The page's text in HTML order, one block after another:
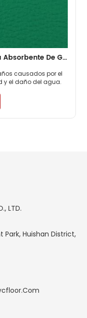
Bádminton Deportivo, Alfombra Absorbente De Golpes Para Suelo De PVC, 4,5mm, Viejo, Barato
causados ​​por el
y el daño del agua.
LTD.
Park, Huishan District,